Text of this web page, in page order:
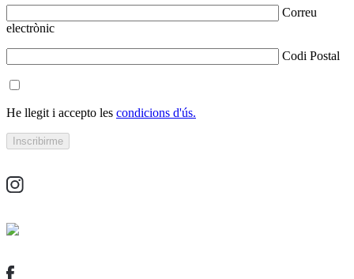
Correu
electrònic
Codi Postal
He llegit i accepto les condicions d'ús.